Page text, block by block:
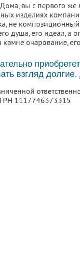
вы с первого же
изделиях
не композиционный
душа, его идеал, а
очарование,
взгляд
1117746373315